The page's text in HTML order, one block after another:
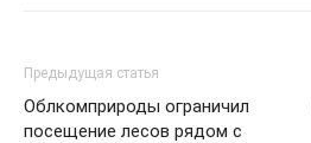
Предыдущая статья
Облкомприроды ограничил
посещение лесов рядом с